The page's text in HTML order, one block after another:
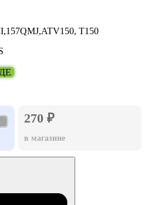
T150
270 ₽
в магазине